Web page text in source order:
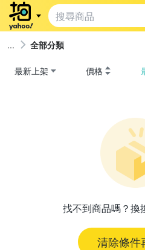
全部分類
最新上架 價格
找不到商品嗎？換
清除條件